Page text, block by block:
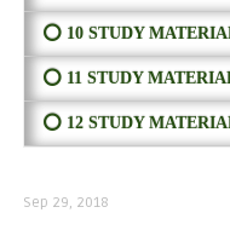
⭕ 10 STUDY
⭕ 11 STUDY
⭕ 12 STUDY
Sep 29, 2018